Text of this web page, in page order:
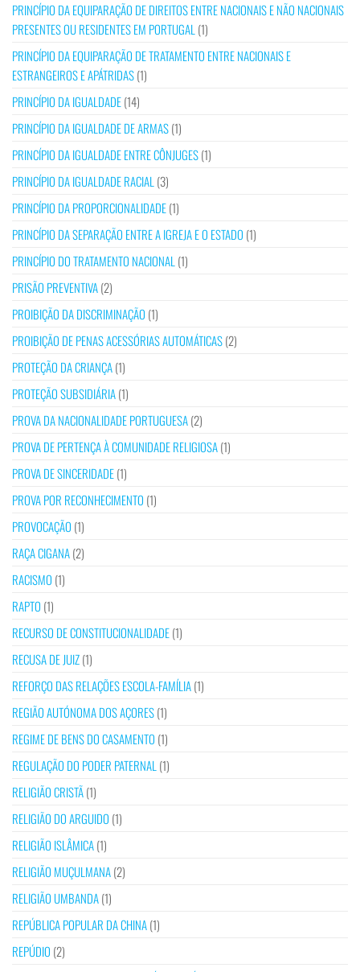
PRINCÍPIO DA EQUIPARAÇÃO DE DIREITOS ENTRE NACIONAIS E NÃO NACIONAIS
PRESENTES OU RESIDENTES EM PORTUGAL (1)
PRINCÍPIO DA EQUIPARAÇÃO DE TRATAMENTO ENTRE NACIONAIS E
ESTRANGEIROS E APÁTRIDAS(1)
PRINCÍPIO DA IGUALDADE(14)
PRINCÍPIO DA IGUALDADE DE ARMAS(1)
PRINCÍPIO DA IGUALDADE ENTRE CÔNJUGES(1)
PRINCÍPIO DA IGUALDADE RACIAL (3)
PRINCÍPIO DA PROPORCIONALIDADE(1)
PRINCÍPIO DA SEPARAÇÃO ENTRE A IGREJA E O ESTADO (1)
PRINCÍPIO DO TRATAMENTO NACIONAL (1)
PRISÃO PREVENTIVA(2)
PROIBIÇÃO DA DISCRIMINAÇÃO (1)
PROIBIÇÃO DE PENAS ACESSÓRIAS AUTOMÁTICAS(2)
PROTEÇÃO DA CRIANÇA(1)
PROTEÇÃO SUBSIDIÁRIA(1)
PROVA DA NACIONALIDADE PORTUGUESA(2)
PROVA DE PERTENÇA À COMUNIDADE RELIGIOSA(1)
PROVA DE SINCERIDADE(1)
PROVA POR RECONHECIMENTO (1)
PROVOCAÇÃO (1)
RAÇA CIGANA(2)
RACISMO (1)
RAPTO (1)
RECURSO DE CONSTITUCIONALIDADE(1)
RECUSA DE JUIZ(1)
REFORÇO DAS RELAÇÕES ESCOLA-FAMÍLIA(1)
REGIÃO AUTÓNOMA DOS AÇORES(1)
REGIME DE BENS DO CASAMENTO (1)
REGULAÇÃO DO PODER PATERNAL (1)
RELIGIÃO CRISTÃ(1)
RELIGIÃO DO ARGUIDO (1)
RELIGIÃO ISLÂMICA(1)
RELIGIÃO MUÇULMANA(2)
RELIGIÃO UMBANDA(1)
REPÚBLICA POPULAR DA CHINA(1)
REPÚDIO (2)